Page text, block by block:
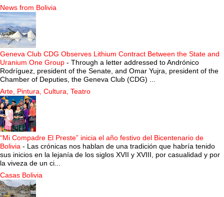
News from Bolivia
Geneva Club CDG Observes Lithium Contract Between the State and
Uranium One Group - Through a letter addressed to Andrónico
Rodríguez, president of the Senate, and Omar Yujra, president of the
Chamber of Deputies, the Geneva Club (CDG) ...
Arte, Pintura, Cultura, Teatro
“Mi Compadre El Preste” inicia el año festivo del Bicentenario de
Bolivia - Las crónicas nos hablan de una tradición que habría tenido
sus inicios en la lejanía de los siglos XVII y XVIII, por casualidad y por
la viveza de un ci...
Casas Bolivia